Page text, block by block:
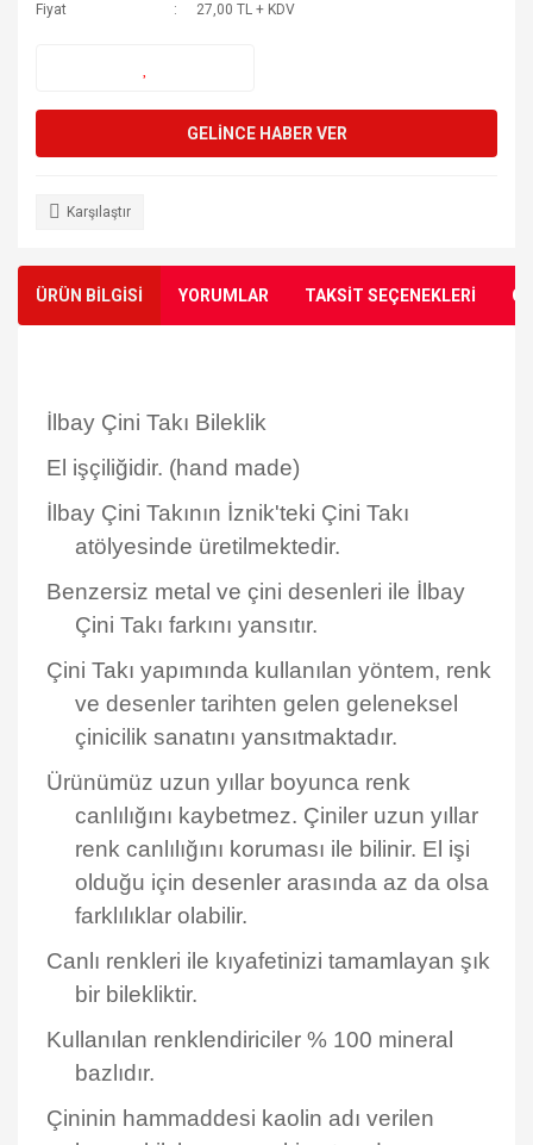
Fiyat
27,00 TL + KDV
GELİNCE HABER VER
Karşılaştır
ÜRÜN BİLGİSİ YORUMLAR TAKSİT SEÇENEKLERİ
İlbay Çini Takı Bileklik
El işçiliğidir. (hand made)
İlbay Çini Takının İznik'teki Çini Takı
atölyesinde üretilmektedir.
Benzersiz metal ve çini desenleri ile İlbay
Çini Takı farkını yansıtır.
Çini Takı yapımında kullanılan yöntem, renk
ve desenler tarihten gelen geleneksel
çinicilik sanatını yansıtmaktadır.
Ürünümüz uzun yıllar boyunca renk
canlılığını kaybetmez. Çiniler uzun yıllar
renk canlılığını koruması ile bilinir. El işi
olduğu için desenler arasında az da olsa
farklılıklar olabilir.
Canlı renkleri ile kıyafetinizi tamamlayan şık
bir bilekliktir.
Kullanılan renklendiriciler % 100 mineral
bazlıdır.
Çininin hammaddesi kaolin adı verilen